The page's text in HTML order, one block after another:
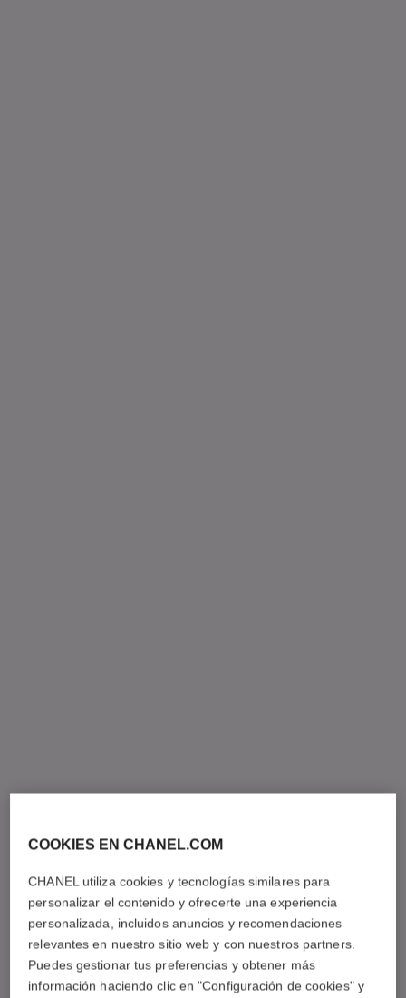
COOKIES EN CHANEL.COM
CHANEL utiliza cookies y tecnologías similares para
personalizar el contenido y ofrecerte una experiencia
personalizada, incluidos anuncios y recomendaciones
relevantes en nuestro sitio web y con nuestros partners.
Puedes gestionar tus preferencias y obtener más
información haciendo clic en "Configuración de cookies" y